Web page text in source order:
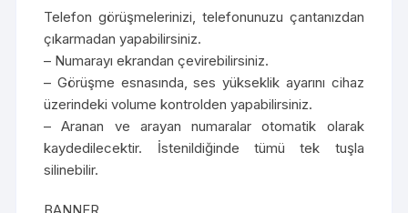
Telefon görüşmelerinizi, telefonunuzu çantanızdan
çıkarmadan yapabilirsiniz.
– Numarayı ekrandan çevirebilirsiniz.
– Görüşme esnasında, ses yükseklik ayarını cihaz
üzerindeki volume kontrolden yapabilirsiniz.
– Aranan ve arayan numaralar otomatik olarak
kaydedilecektir. İstenildiğinde tümü tek tuşla
silinebilir.